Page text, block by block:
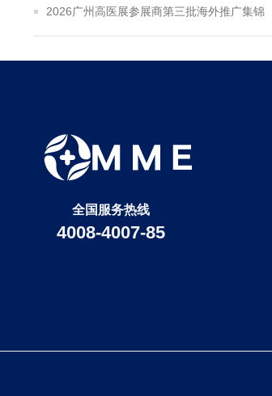
2026广州高医展参展商第三批海外推广集锦
全国服务热线
4008-4007-85